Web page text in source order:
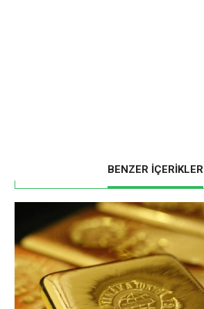
BENZER İÇERİKLER